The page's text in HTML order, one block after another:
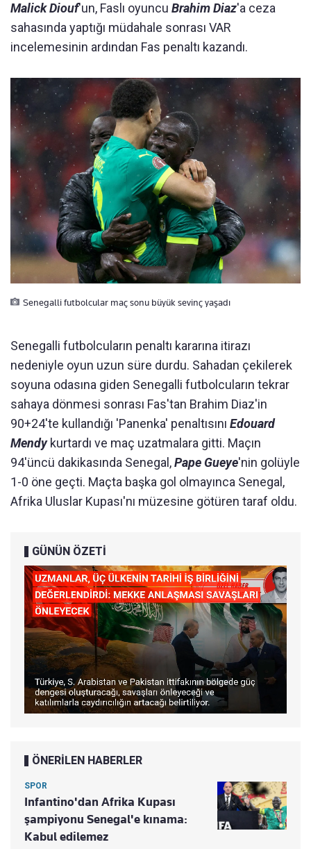
Malick Diouf'un, Faslı oyuncu Brahim Diaz'a ceza
sahasında yaptığı müdahale sonrası VAR
incelemesinin ardından Fas penaltı kazandı.
Senegalli futbolcular maç sonu büyük sevinç yaşadı
Senegalli futbolcuların penaltı kararına itirazı
nedeniyle oyun uzun süre durdu. Sahadan çekilerek
soyuna odasına giden Senegalli futbolcuların tekrar
sahaya dönmesi sonrası Fas'tan Brahim Diaz'in
90+24'te kullandığı 'Panenka' penaltısını Edouard
Mendykurtardı ve maç uzatmalara gitti. Maçın
94'üncü dakikasında Senegal,Pape Gueye'nin golüyle
1-0 öne geçti. Maçta başka gol olmayınca Senegal,
Afrika Uluslar Kupası'nı müzesine götüren taraf oldu.
GÜNÜN ÖZETİ
ÖNERİLEN HABERLER
SPOR
Infantino'dan Afrika Kupası
şampiyonu Senegal'e kınama:
Kabul edilemez